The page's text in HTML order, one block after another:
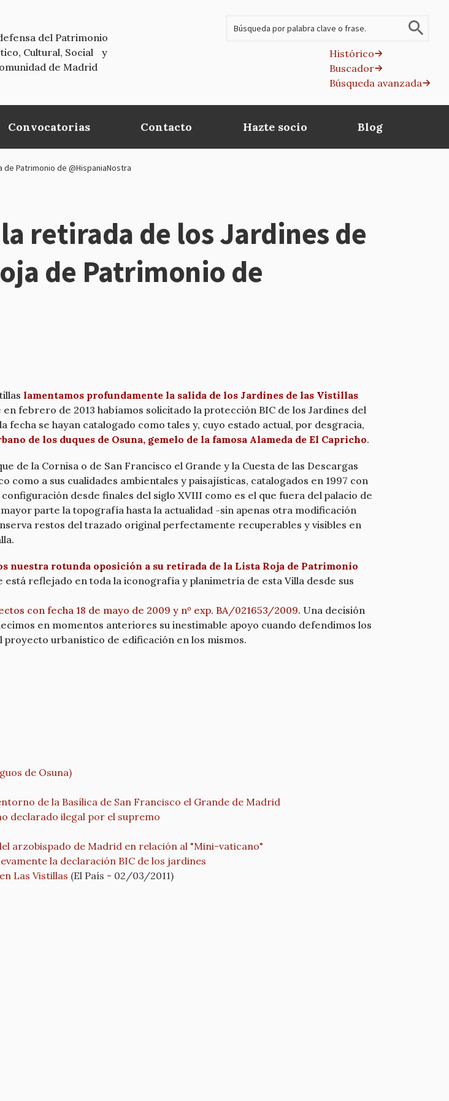
del Patrimonio
Cultural, Social y
de Madrid
Histórico
Buscador
Búsqueda avanzada
Convocatorias Contacto Hazte socio Blog
de Patrimonio de @HispaniaNostra
la retirada de los Jardines de
de Patrimonio de
lamentamos profundamente la salida de los Jardines de las Vistillas
en febrero de 2013 habíamos solicitado la protección BIC de los Jardines del
se hayan catalogado como tales y, cuyo estado actual, por desgracia,
de los duques de Osuna, gemelo de la famosa Alameda de El Capricho.
de la Cornisa o de San Francisco el Grande y la Cuesta de las Descargas
a sus cualidades ambientales y paisajísticas, catalogados en 1997 con
desde finales del siglo XVIII como es el que fuera del palacio de
parte la topografía hasta la actualidad -sin apenas otra modificación
restos del trazado original perfectamente recuperables y visibles en
nuestra rotunda oposición a su retirada de la Lista Roja de Patrimonio
reflejado en toda la iconografía y planimetría de esta Villa desde sus
con fecha 18 de mayo de 2009 y nº exp. BA/021653/2009. Una decisión
en momentos anteriores su inestimable apoyo cuando defendimos los
urbanístico de edificación en los mismos.
de Osuna)
de la Basílica de San Francisco el Grande de Madrid
declarado ilegal por el supremo
arzobispado de Madrid en relación al "Mini-vaticano"
la declaración BIC de los jardines
Las Vistillas (El País - 02/03/2011)